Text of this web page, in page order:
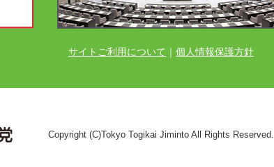
サイトご利用について ｜ 個人情報保護方針
Copyright (C)Tokyo Togikai Jiminto All Rights Reserved.